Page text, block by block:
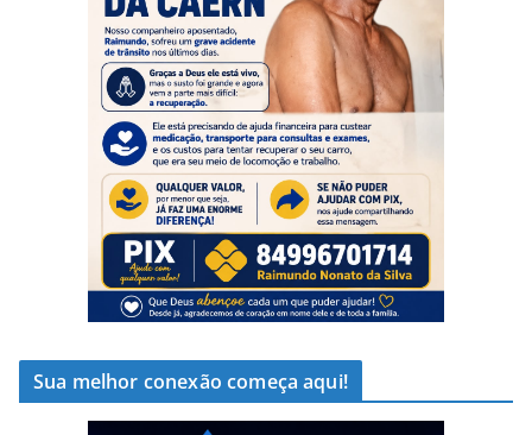
Sua melhor conexão começa aqui!